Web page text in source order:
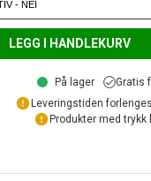
LEGG I HANDLEKURV
På lager
Gratis
Leveringstiden
Produkter med